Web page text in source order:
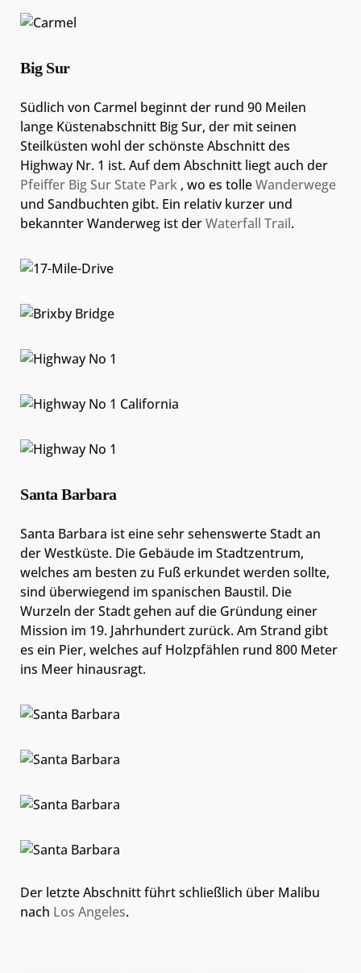
Big Sur
Südlich von Carmel beginnt der rund 90 Meilen
lange Küstenabschnitt Big Sur, der mit seinen
Steilküsten wohl der schönste Abschnitt des
Highway Nr. 1 ist. Auf dem Abschnitt liegt auch der
Pfeiffer Big Sur State Park , wo es tolleWanderwege
und Sandbuchten gibt. Ein relativ kurzer und
bekannter Wanderweg ist derWaterfall Trail.
Santa Barbara
Santa Barbara ist eine sehr sehenswerte Stadt an
der Westküste. Die Gebäude im Stadtzentrum,
welches am besten zu Fuß erkundet werden sollte,
sind überwiegend im spanischen Baustil. Die
Wurzeln der Stadt gehen auf die Gründung einer
Mission im 19. Jahrhundert zurück. Am Strand gibt
es ein Pier, welches auf Holzpfählen rund 800 Meter
ins Meer hinausragt.
Der letzte Abschnitt führt schließlich über Malibu
nach Los Angeles.